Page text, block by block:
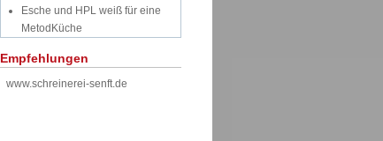
Esche und HPL weiß für eine
MetodKüche
Empfehlungen
www.schreinerei-senft.de